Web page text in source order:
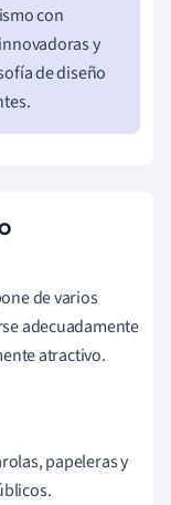
con
y
de diseño
de varios
adecuadamente
atractivo.
papeleras y